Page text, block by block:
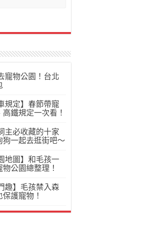
寵物公園！台北
規定】春節帶寵
鐵規定一次看！
主必收藏的十家
一起去逛街吧～
地圖】和毛孩一
公園總整理！
趣】毛孩禁入森
護寵物！